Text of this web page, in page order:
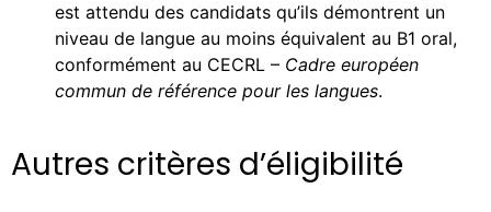
est attendu des candidats qu’ils démontrent un
niveau de langue au moins équivalent au B1 oral,
conformément au CECRL – Cadre européen
commun de référence pour les langues.
Autres critères d’éligibilité